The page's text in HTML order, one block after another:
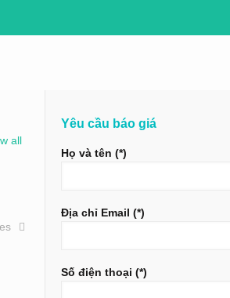
all
Yêu cầu báo giá
Họ và tên (*)
Địa chỉ Email (*)
Số điện thoại (*)